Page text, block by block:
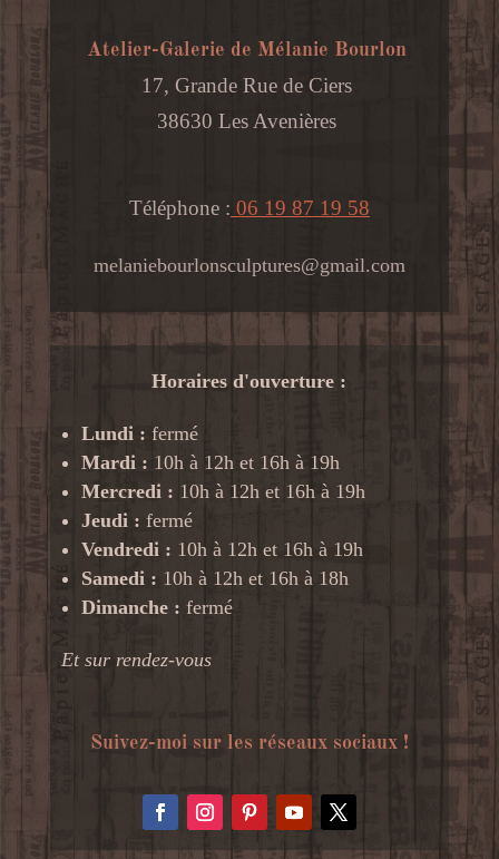
Atelier-Galerie de Mélanie Bourlon
17, Grande Rue de Ciers
38630 Les Avenières
Téléphone : 06 19 87 19 58
melaniebourlonsculptures@gmail.com
Horaires d'ouverture :
Lundi : fermé
Mardi : 10h à 12h et 16h à 19h
Mercredi : 10h à 12h et 16h à 19h
Jeudi : fermé
Vendredi : 10h à 12h et 16h à 19h
Samedi : 10h à 12h et 16h à 18h
Dimanche : fermé
Et sur rendez-vous
Suivez-moi sur les réseaux sociaux !